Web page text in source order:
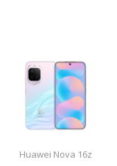
Huawei Nova 16z